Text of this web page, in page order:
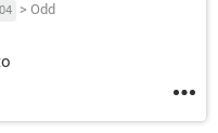
> Odd